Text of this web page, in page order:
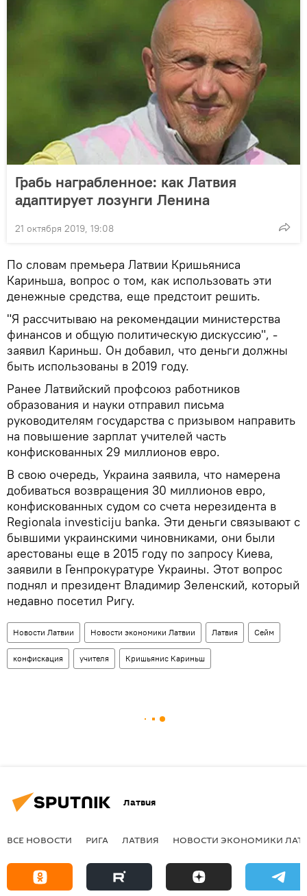
Грабь награбленное: как Латвия
адаптирует лозунги Ленина
21 октября 2019, 19:08
По словам премьера Латвии Кришьяниса
Кариньша, вопрос о том, как использовать эти
денежные средства, еще предстоит решить.
"Я рассчитываю на рекомендации министерства
финансов и общую политическую дискуссию", -
заявил Кариньш. Он добавил, что деньги должны
быть использованы в 2019 году.
Ранее Латвийский профсоюз работников
образования и науки отправил письма
руководителям государства с призывом направить
на повышение зарплат учителей часть
конфискованных 29 миллионов евро.
В свою очередь, Украина заявила, что намерена
добиваться возвращения 30 миллионов евро,
конфискованных судом со счета нерезидента в
Regionala investiciju banka. Эти деньги связывают с
бывшими украинскими чиновниками, они были
арестованы еще в 2015 году по запросу Киева,
заявили в Генпрокуратуре Украины. Этот вопрос
поднял и президент Владимир Зеленский, который
недавно посетил Ригу.
Новости Латвии Новости экономики Латвии Латвия Сейм
конфискация учителя Кришьянис Кариньш
Латвия
ВСЕ НОВОСТИ РИГА ЛАТВИЯ НОВОСТИ ЭКОНОМИКИ